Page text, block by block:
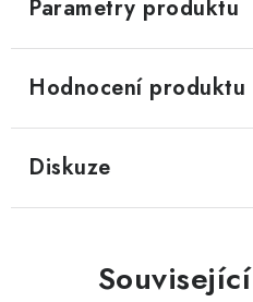
Parametry produktu
Hodnocení produktu
Diskuze